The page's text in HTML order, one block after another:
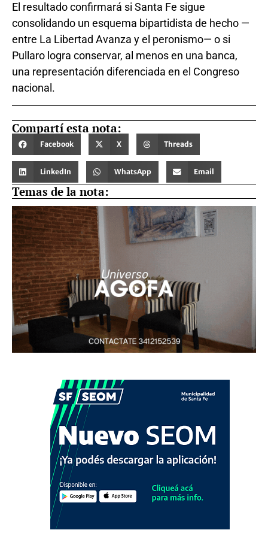
El resultado confirmará si Santa Fe sigue
consolidando un esquema bipartidista de hecho —
entre La Libertad Avanza y el peronismo— o si
Pullaro logra conservar, al menos en una banca,
una representación diferenciada en el Congreso
nacional.
Compartí esta nota:
Facebook X Threads
LinkedIn WhatsApp Email
Temas de la nota: